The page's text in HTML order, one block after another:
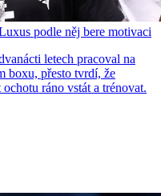
podle něj bere motivaci
letech pracoval na
boxu, přesto tvrdí, že
ráno vstát a trénovat.